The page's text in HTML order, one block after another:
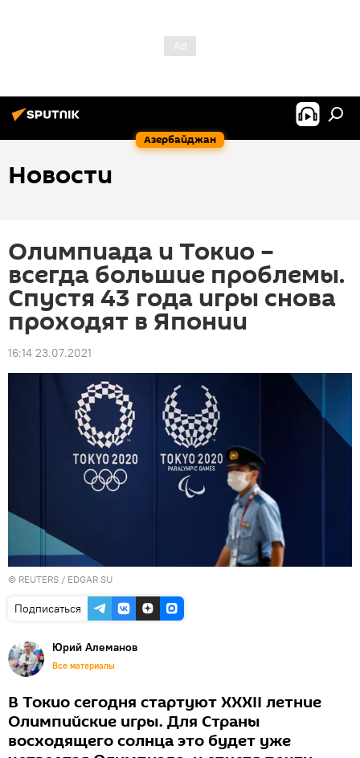
Азербайджан
Новости
Олимпиада и Токио –
всегда большие проблемы.
Спустя 43 года игры снова
проходят в Японии
16:14 23.07.2021
© REUTERS / EDGAR SU
Подписаться
Юрий Алеманов
Все материалы
В Токио сегодня стартуют XXXII летние
Олимпийские игры. Для Страны
восходящего солнца это будет уже